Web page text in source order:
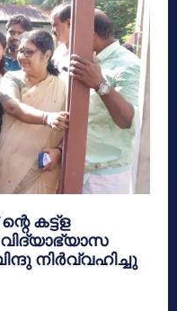
കട്ട്ള
നിർവ്വഹിച്ചു